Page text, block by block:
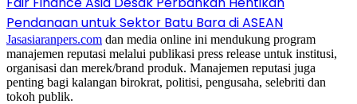
Pendanaan untuk Sektor Batu Bara di ASEAN
Jasasiaranpers.com dan media online ini mendukung program
manajemen reputasi melalui publikasi press release untuk institusi,
organisasi dan merek/brand produk. Manajemen reputasi juga
penting bagi kalangan birokrat, politisi, pengusaha, selebriti dan
tokoh publik.